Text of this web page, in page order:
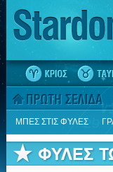
ΜΠΕΣ ΣΤΙΣ ΦΥΛΕΣ